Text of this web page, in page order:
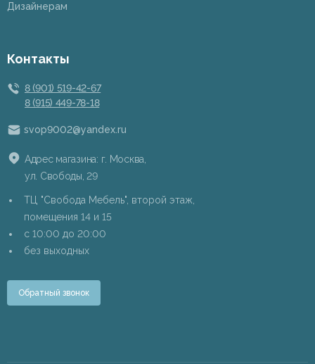
Дизайнерам
Контакты
8 (901) 519-42-67
8 (915) 449-78-18
svop9002@yandex.ru
Адрес магазина: г. Москва,
ул. Свободы, 29
ТЦ "Свобода Мебель", второй этаж,
помещения 14 и 15
c 10:00 до 20:00
без выходных
Обратный звонок